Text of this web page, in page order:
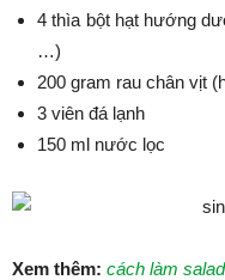
4 thìa bột hạt hướng
…)
200 gram rau chân vịt
3 viên đá lạnh
150 ml nước lọc
Xem thêm: cách làm